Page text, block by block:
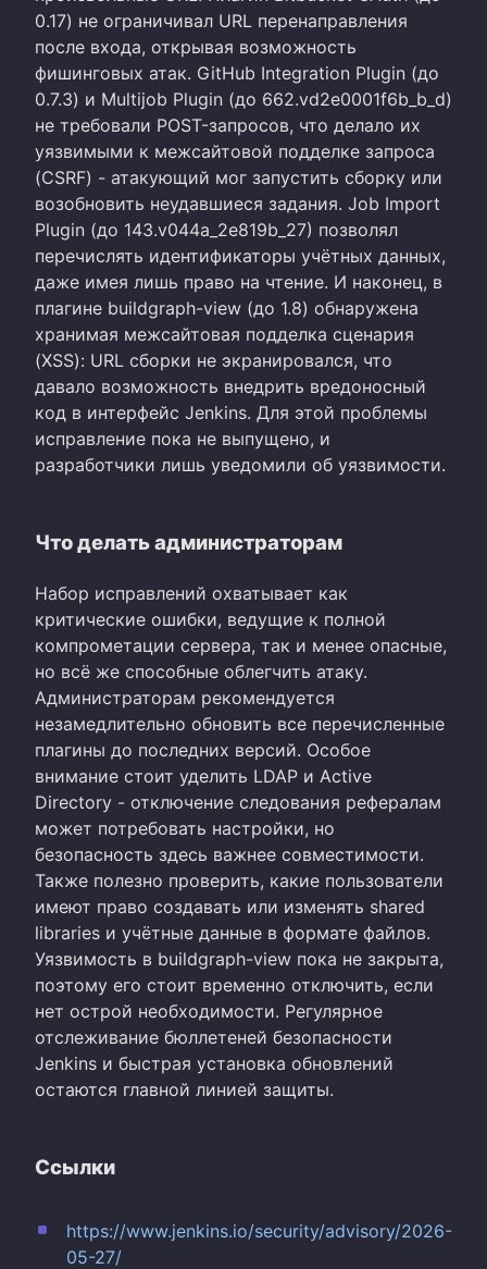
0.17) не ограничивал URL перенаправления
после входа, открывая возможность
фишинговых атак. GitHub Integration Plugin (до
0.7.3) и Multijob Plugin (до 662.vd2e0001f6b_b_d)
не требовали POST-запросов, что делало их
уязвимыми к межсайтовой подделке запроса
(CSRF) - атакующий мог запустить сборку или
возобновить неудавшиеся задания. Job Import
Plugin (до 143.v044a_2e819b_27) позволял
перечислять идентификаторы учётных данных,
даже имея лишь право на чтение. И наконец, в
плагине buildgraph-view (до 1.8) обнаружена
хранимая межсайтовая подделка сценария
(XSS): URL сборки не экранировался, что
давало возможность внедрить вредоносный
код в интерфейс Jenkins. Для этой проблемы
исправление пока не выпущено, и
разработчики лишь уведомили об уязвимости.
Что делать администраторам
Набор исправлений охватывает как
критические ошибки, ведущие к полной
компрометации сервера, так и менее опасные,
но всё же способные облегчить атаку.
Администраторам рекомендуется
незамедлительно обновить все перечисленные
плагины до последних версий. Особое
внимание стоит уделить LDAP и Active
Directory - отключение следования рефералам
может потребовать настройки, но
безопасность здесь важнее совместимости.
Также полезно проверить, какие пользователи
имеют право создавать или изменять shared
libraries и учётные данные в формате файлов.
Уязвимость в buildgraph-view пока не закрыта,
поэтому его стоит временно отключить, если
нет острой необходимости. Регулярное
отслеживание бюллетеней безопасности
Jenkins и быстрая установка обновлений
остаются главной линией защиты.
Ссылки
https://www.jenkins.io/security/advisory/2026-
05-27/